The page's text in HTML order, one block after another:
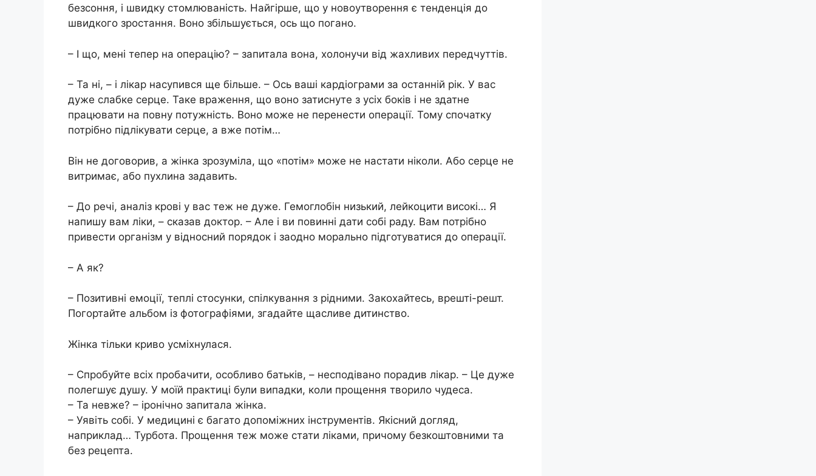
безсоння, і швидку стомлюваність. Найгірше, що у новоутворення є тенденція до
швидкого зростання. Воно збільшується, ось що погано.
– І що, мені тепер на операцію? – запитала вона, холонучи від жахливих передчуттів.
– Та ні, – і лікар насупився ще більше. – Ось ваші кардіограми за останній рік. У вас
дуже слабке серце. Таке враження, що воно затиснуте з усіх боків і не здатне
працювати на повну потужність. Воно може не перенести операції. Тому спочатку
потрібно підлікувати серце, а вже потім…
Він не договорив, а жінка зрозуміла, що «потім» може не настати ніколи. Або серце не
витримає, або пухлина задавить.
– До речі, аналіз крові у вас теж не дуже. Гемоглобін низький, лейкоцити високі… Я
напишу вам ліки, – сказав доктор. – Але і ви повинні дати собі раду. Вам потрібно
привести організм у відносний порядок і заодно морально підготуватися до операції.
– А як?
– Позитивні емоції, теплі стосунки, спілкування з рідними. Закохайтесь, врешті-решт.
Погортайте альбом із фотографіями, згадайте щасливе дитинство.
Жінка тільки криво усміхнулася.
– Спробуйте всіх пробачити, особливо батьків, – несподівано порадив лікар. – Це дуже
полегшує душу. У моїй практиці були випадки, коли прощення творило чудеса.
– Та невже? – іронічно запитала жінка.
– Уявіть собі. У медицині є багато допоміжних інструментів. Якісний догляд,
наприклад… Турбота. Прощення теж може стати ліками, причому безкоштовними та
без рецепта.